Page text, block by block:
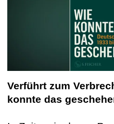
Verführt zum
konnte das